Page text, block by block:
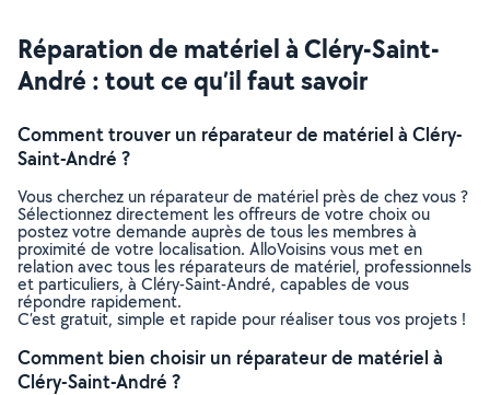
Réparation de matériel à Cléry-Saint-
André : tout ce qu’il faut savoir
Comment trouver un réparateur de matériel à Cléry-
Saint-André ?
Vous cherchez un réparateur de matériel près de chez vous ?
Sélectionnez directement les offreurs de votre choix ou
postez votre demande auprès de tous les membres à
proximité de votre localisation. AlloVoisins vous met en
relation avec tous les réparateurs de matériel, professionnels
et particuliers, à Cléry-Saint-André, capables de vous
répondre rapidement.
C’est gratuit, simple et rapide pour réaliser tous vos projets !
Comment bien choisir un réparateur de matériel à
Cléry-Saint-André ?